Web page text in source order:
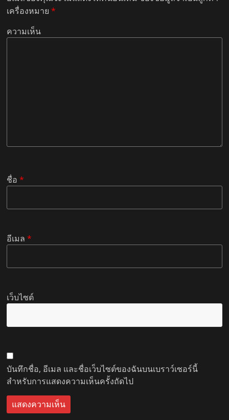
เครื่องหมาย*
ความเห็น
ชื่อ*
อีเมล*
เว็บไซต์
บันทึกชื่อ, อีเมล และชื่อเว็บไซต์ของฉันบนเบราว์เซอร์นี้
สำหรับการแสดงความเห็นครั้งถัดไป